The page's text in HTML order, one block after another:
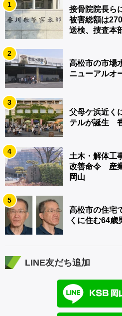
1
接骨院院長ら
被害総額は
送検、捜査本
2
高松市の市場
ニューアルオ
3
父母ケ浜近く
テルが誕生
4
土木・解体工
改善命令 産
岡山
5
高松市の住宅
くに住む64歳
LINE友だち追加